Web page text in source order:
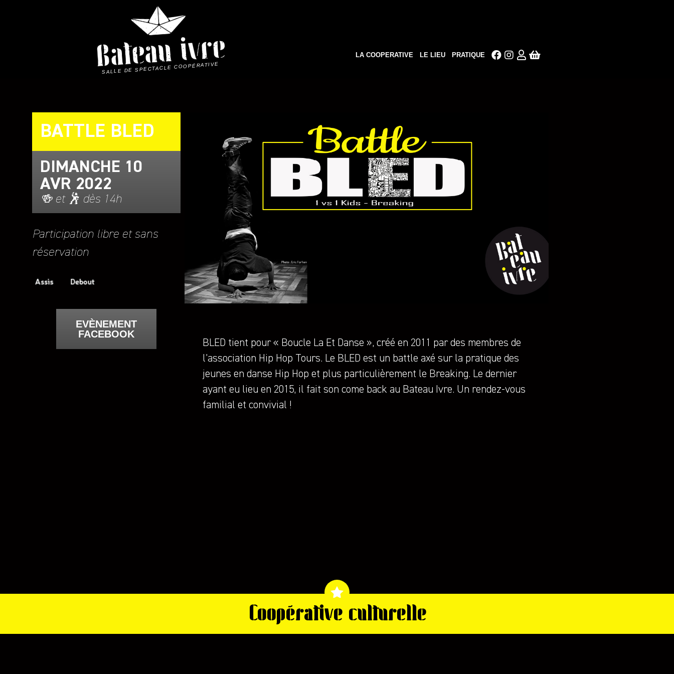
SALLE DE SPECTACLE COOPÉRATIVE
LA COOPERATIVE LE LIEU PRATIQUE
BATTLE BLED
DIMANCHE 10
AVR 2022
🍻 et 🕺 dès 14h
Participation libre et sans
réservation
EVÈNEMENT
FACEBOOK
BLED tient pour « Boucle La Et Danse », créé en 2011 par des membres de
l’association Hip Hop Tours. Le BLED est un battle axé sur la pratique des
jeunes en danse Hip Hop et plus particulièrement le Breaking. Le dernier
ayant eu lieu en 2015, il fait son come back au Bateau Ivre. Un rendez-vous
familial et convivial !
Coopérative culturelle